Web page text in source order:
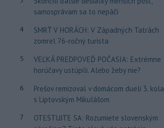
samosprávam sa to nepáči
4
SMRŤ V HORÁCH: V Západných Tatrách
zomrel 76-ročný turista
5
VEĽKÁ PREDPOVEĎ POČASIA: Extrémne
horúčavy ustúpili. Alebo žeby nie?
6
Prešov remizoval v domácom dueli 3. kola
s Liptovským Mikulášom
7
OTESTUJTE SA: Rozumiete slovenským